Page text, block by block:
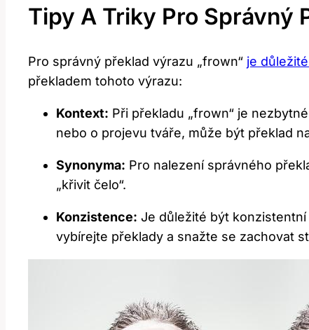
Tipy A Triky Pro Správný
Pro správný překlad výrazu „frown“ je
překladem tohoto výrazu:
Kontext: Při překladu „frown“ je
nebo o projevu tváře, může být překlad
Synonyma: Pro nalezení správného
„křivit čelo“.
Konzistence: Je důležité být konzistentní
vybírejte překlady a snažte se zachovat